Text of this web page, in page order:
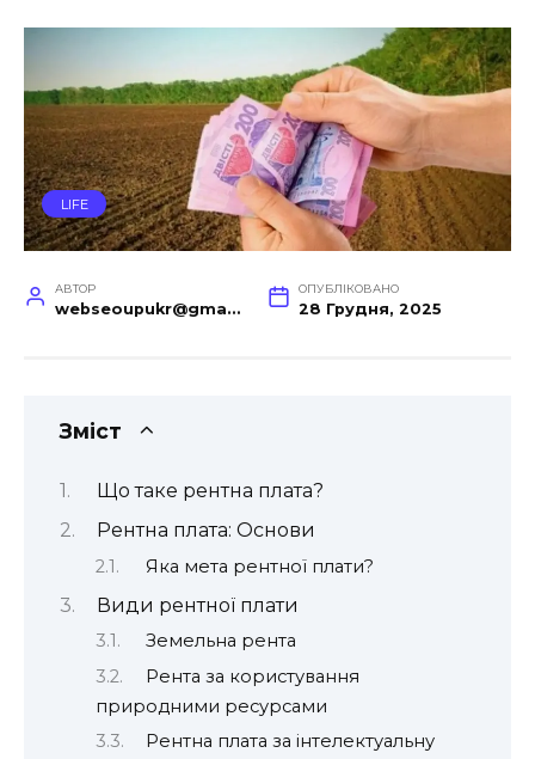
LIFE
АВТОР
webseoupukr@gmail.com
ОПУБЛІКОВАНО
28 Грудня, 2025
Зміст
Що таке рентна плата?
Рентна плата: Основи
Яка мета рентної плати?
Види рентної плати
Земельна рента
Рента за користування
природними ресурсами
Рентна плата за інтелектуальну